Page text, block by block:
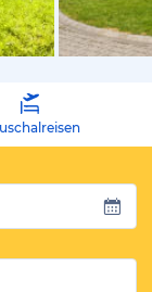
vom